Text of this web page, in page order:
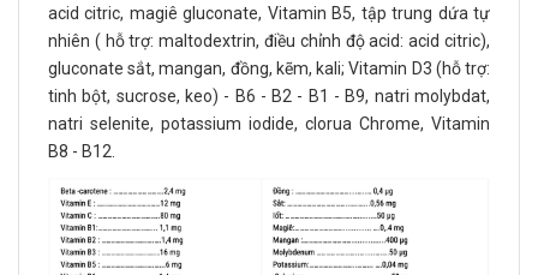
acid citric, magiê gluconate, Vitamin B5, tập trung dứa tự
nhiên ( hỗ trợ: maltodextrin, điều chỉnh độ acid: acid citric),
gluconate sắt, mangan, đồng, kẽm, kali; Vitamin D3 (hỗ trợ:
tinh bột, sucrose, keo) - B6 - B2 - B1 - B9, natri molybdat,
natri selenite, potassium iodide, clorua Chrome, Vitamin
B8 - B12.